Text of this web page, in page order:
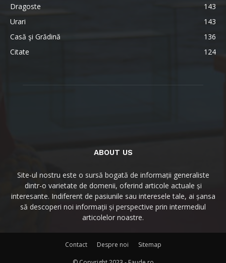
Dragoste
143
Urari
143
Casă şi Grădină
136
Citate
124
ABOUT US
Site-ul nostru este o sursă bogată de informații generaliste
dintr-o varietate de domenii, oferind articole actuale și
interesante. Indiferent de pasiunile sau interesele tale, ai șansa
să descoperi noi informații și perspective prin intermediul
articolelor noastre.
Contact Despre noi Sitemap